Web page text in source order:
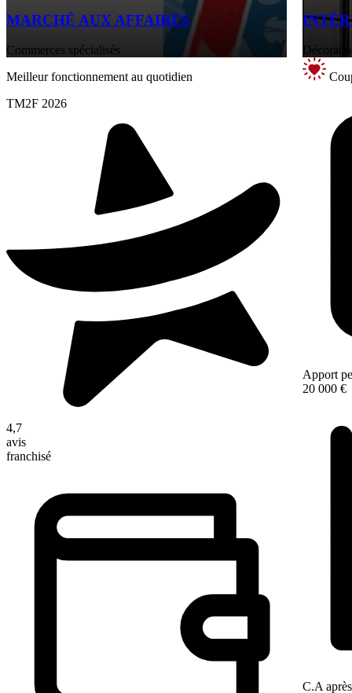
MARCHÉ AUX AFFAIRES
Commerces spécialisés
Meilleur fonctionnement au quotidien
TM2F 2026
4,7
avis
franchisé
Apport
20 000 €
C.A